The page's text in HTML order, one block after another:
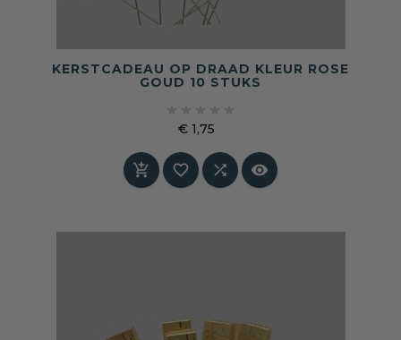
KERSTCADEAU OP DRAAD KLEUR ROSE
GOUD 10 STUKS
€ 1,75
   